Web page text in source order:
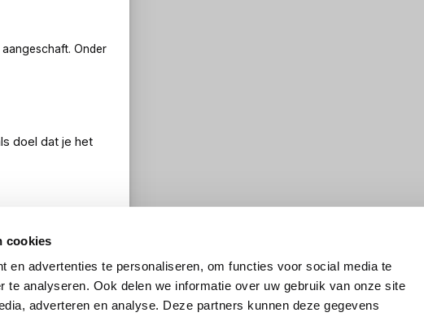
cookies
en advertenties te personaliseren, om functies voor social media te
te analyseren. Ook delen we informatie over uw gebruik van onze site
adverteren en analyse. Deze partners kunnen deze gegevens
Onder
doel dat je het
gebruiker. Bij